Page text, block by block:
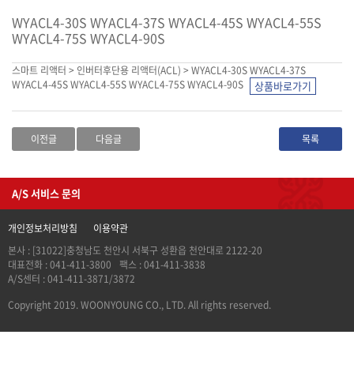
WYACL4-30S WYACL4-37S WYACL4-45S WYACL4-55S
WYACL4-75S WYACL4-90S
스마트 리액터 > 인버터후단용 리액터(ACL) > WYACL4-30S WYACL4-37S
WYACL4-45S WYACL4-55S WYACL4-75S WYACL4-90S
이전글 다음글 목록
A/S 서비스 문의
개인정보처리방침
이용약관
본사 : [31022]충청남도 천안시 서북구 성환읍 천안대로 2122-20
대표전화 : 041-411-3800
팩스 : 041-411-3838
A/S센터 : 041-411-3871/3872
Copyright 2019. WOONYOUNG CO., LTD. All rights reserved.